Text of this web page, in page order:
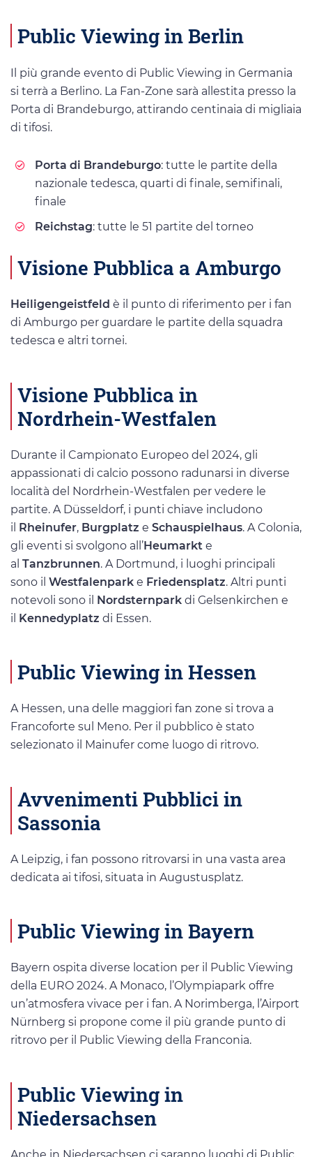
Public Viewing in Berlin
Il più grande evento di Public Viewing in Germania
si terrà a Berlino. La Fan-Zone sarà allestita presso la
Porta di Brandeburgo, attirando centinaia di migliaia
di tifosi.
Porta di Brandeburgo: tutte le partite della
nazionale tedesca, quarti di finale, semifinali,
finale
Reichstag: tutte le 51 partite del torneo
Visione Pubblica a Amburgo
Heiligengeistfeld è il punto di riferimento per i fan
di Amburgo per guardare le partite della squadra
tedesca e altri tornei.
Visione Pubblica in
Nordrhein-Westfalen
Durante il Campionato Europeo del 2024, gli
appassionati di calcio possono radunarsi in diverse
località del Nordrhein-Westfalen per vedere le
partite. A Düsseldorf, i punti chiave includono
il Rheinufer, Burgplatz e Schauspielhaus. A Colonia,
gli eventi si svolgono all’Heumarkt e
al Tanzbrunnen. A Dortmund, i luoghi principali
sono il Westfalenpark e Friedensplatz. Altri punti
notevoli sono il Nordsternpark di Gelsenkirchen e
il Kennedyplatz di Essen.
Public Viewing in Hessen
A Hessen, una delle maggiori fan zone si trova a
Francoforte sul Meno. Per il pubblico è stato
selezionato il Mainufer come luogo di ritrovo.
Avvenimenti Pubblici in
Sassonia
A Leipzig, i fan possono ritrovarsi in una vasta area
dedicata ai tifosi, situata in Augustusplatz.
Public Viewing in Bayern
Bayern ospita diverse location per il Public Viewing
della EURO 2024. A Monaco, l’Olympiapark offre
un’atmosfera vivace per i fan. A Norimberga, l’Airport
Nürnberg si propone come il più grande punto di
ritrovo per il Public Viewing della Franconia.
Public Viewing in
Niedersachsen